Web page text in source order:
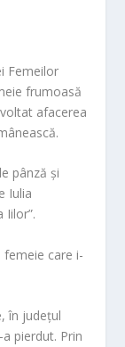
Femeilor
frumoasă
afacerea
pânză și
Iulia
Iilor”.
femeie care i-
în județul
pierdut. Prin